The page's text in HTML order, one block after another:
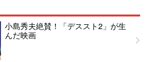
小島秀夫絶賛！「デススト2」が生
んだ映画